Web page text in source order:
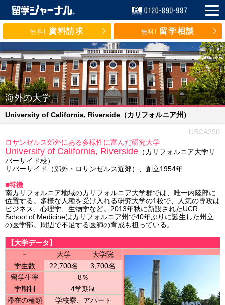
無料! 資料請求 無料! 留学相談
海外の大学
University of California, Riverside （カリフォルニア州）
USCA290
ロサンゼルス郊外にある多様性に富んだ研究大学
University of California, Riverside （カリフォルニア大学リ
バーサイド校）
リバーサイド（郊外・ロサンゼルス近郊）、創立1954年
■特徴
南カリフォルニア地域のカリフォルニア大学群では、唯一内陸部に
位置する。多様な人種を受け入れる研究大学の1校で、人気の専攻は
ビジネス、心理学、生物学など。2013年秋に新設されたUCR
School of Medicineはカリフォルニア州で40年ぶりに誕生した州立
の医学部。周辺で不足する医師の育成も担っている。
【大学データ】
－
大学
大学院
学生数
22,700名
3,700名
留学生率
8％
学期制
4学期制
滞在の種類
学校寮、アパート